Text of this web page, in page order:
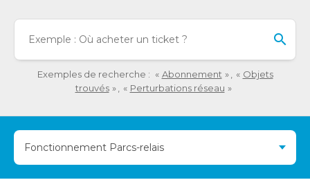
détaillée
la
Exemples de recherche : Abonnement
Objets
trouvés
Perturbations réseau
Fonctionnement Parcs-relais